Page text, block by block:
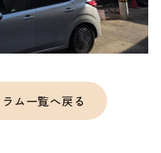
ム一覧へ戻る